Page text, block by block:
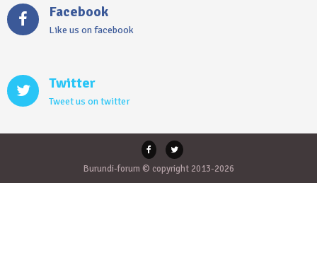
Facebook
Like us on facebook
Twitter
Tweet us on twitter
Burundi-forum © copyright 2013-2026